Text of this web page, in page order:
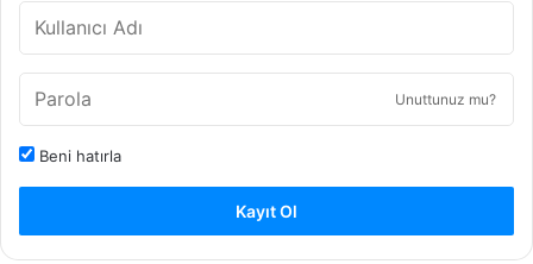
Unuttunuz mu?
Beni hatırla
Kayıt Ol